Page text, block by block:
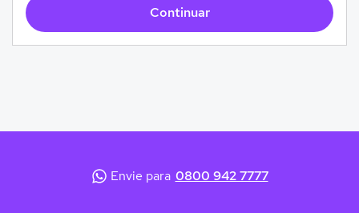
Continuar
Envie para 0800 942 7777